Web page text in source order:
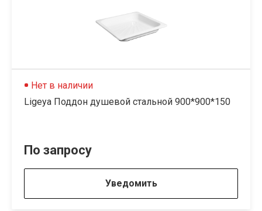
Нет в наличии
Ligeya Поддон душевой стальной 900*900*150
По запросу
Уведомить